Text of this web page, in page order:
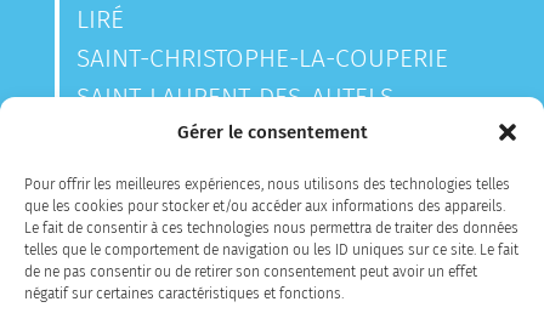
Gérer le consentement
Pour offrir les meilleures expériences, nous utilisons des technologies telles
que les cookies pour stocker et/ou accéder aux informations des appareils.
Le fait de consentir à ces technologies nous permettra de traiter des données
telles que le comportement de navigation ou les ID uniques sur ce site. Le fait
de ne pas consentir ou de retirer son consentement peut avoir un effet
négatif sur certaines caractéristiques et fonctions.
LIRÉ
SAINT-CHRISTOPHE-LA-COUPERIE
SAINT-LAURENT-DES-AUTELS
SAINT-SAUVEUR-DE-LANDEMONT
CONTACTEZ-NOUS